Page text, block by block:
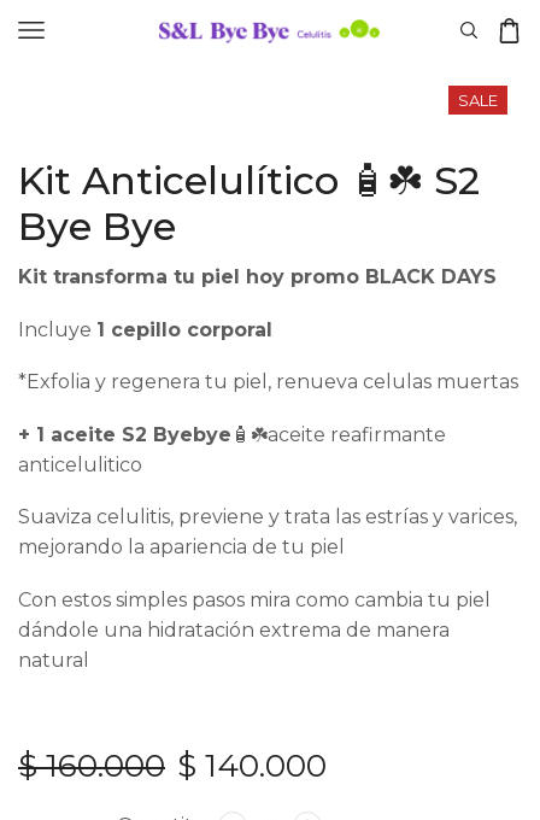
SALE
Kit Anticelulítico 🧴☘️ S2
Bye Bye
Kit transforma tu piel hoy promo BLACK DAYS
Incluye 1 cepillo corporal
*Exfolia y regenera tu piel, renueva celulas muertas
+ 1 aceite S2 Byebye 🧴☘️aceite reafirmante
anticelulitico
Suaviza celulitis, previene y trata las estrías y varices,
mejorando la apariencia de tu piel
Con estos simples pasos mira como cambia tu piel
dándole una hidratación extrema de manera
natural
$160.000 $ 140.000